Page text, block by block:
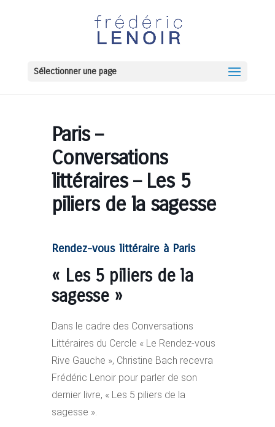
Sélectionner une page
Paris –
Conversations
littéraires – Les 5
piliers de la sagesse
Rendez-vous littéraire à Paris
« Les 5 piliers de la
sagesse »
Dans le cadre des Conversations
Littéraires du Cercle « Le Rendez-vous
Rive Gauche », Christine Bach recevra
Frédéric Lenoir pour parler de son
dernier livre, « Les 5 piliers de la
sagesse ».